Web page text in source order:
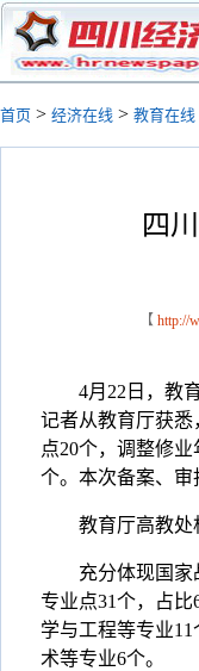
首页 > 经济在线 > 教育在线
四
【http://
4月22日，教育
记者从教育厅获
点20个，调整修
个。本次备案、审
教育厅高教处相
充分体现国家战
专业点31个，占
学与工程等专业
术等专业6个。